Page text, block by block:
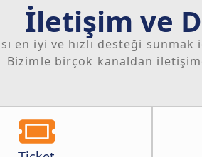
İletişim ve
en iyi ve hızlı desteği
Bizimle birçok kanaldan